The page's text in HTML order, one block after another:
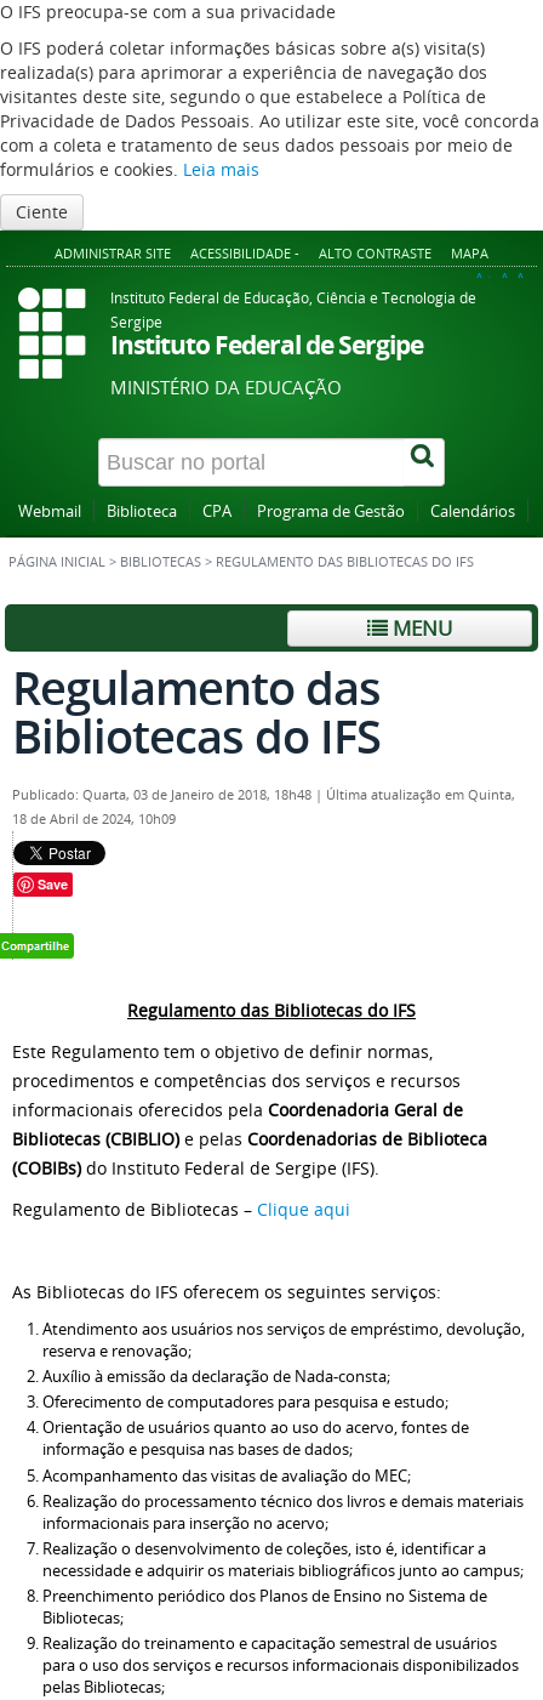
O IFS preocupa-se com a sua privacidade
O IFS poderá coletar informações básicas sobre a(s) visita(s)
realizada(s) para aprimorar a experiência de navegação dos
visitantes deste site, segundo o que estabelece a Política de
Privacidade de Dados Pessoais. Ao utilizar este site, você concorda
com a coleta e tratamento de seus dados pessoais por meio de
formulários e cookies. Leia mais
Ciente
ADMINISTRAR SITE ACESSIBILIDADE - ALTO CONTRASTE MAPA
A+ A A-
Instituto Federal de Educação, Ciência e Tecnologia de
Sergipe
Instituto Federal de Sergipe
MINISTÉRIO DA EDUCAÇÃO
Webmail Biblioteca CPA Programa de Gestão Calendários
PÁGINA INICIAL > BIBLIOTECAS > REGULAMENTO DAS BIBLIOTECAS DO IFS
MENU
Regulamento das
Bibliotecas do IFS
Publicado: Quarta, 03 de Janeiro de 2018, 18h48 | Última atualização em Quinta,
18 de Abril de 2024, 10h09
Save
Regulamento das Bibliotecas do IFS
Este Regulamento tem o objetivo de definir normas,
procedimentos e competências dos serviços e recursos
informacionais oferecidos pela Coordenadoria Geral de
Bibliotecas (CBIBLIO)e pelas Coordenadorias de Biblioteca
(COBIBs)do Instituto Federal de Sergipe (IFS).
Regulamento de Bibliotecas – Clique aqui
As Bibliotecas do IFS oferecem os seguintes serviços:
Atendimento aos usuários nos serviços de empréstimo, devolução,
reserva e renovação;
Auxílio à emissão da declaração de Nada-consta;
Oferecimento de computadores para pesquisa e estudo;
Orientação de usuários quanto ao uso do acervo, fontes de
informação e pesquisa nas bases de dados;
Acompanhamento das visitas de avaliação do MEC;
Realização do processamento técnico dos livros e demais materiais
informacionais para inserção no acervo;
Realização o desenvolvimento de coleções, isto é, identificar a
necessidade e adquirir os materiais bibliográficos junto ao campus;
Preenchimento periódico dos Planos de Ensino no Sistema de
Bibliotecas;
Realização do treinamento e capacitação semestral de usuários
para o uso dos serviços e recursos informacionais disponibilizados
pelas Bibliotecas;